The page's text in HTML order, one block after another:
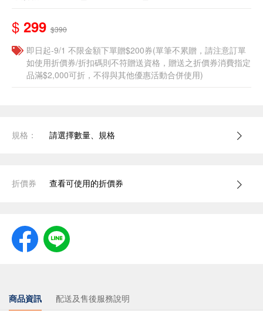
$ 299 $390
即日起-9/1 不限金額下單贈$200券(單筆不累贈，請注意訂單
如使用折價券/折扣碼則不符贈送資格，贈送之折價券消費指定
品滿$2,000可折，不得與其他優惠活動合併使用)
規格： 請選擇數量、規格
折價券 查看可使用的折價券
商品資訊 配送及售後服務說明